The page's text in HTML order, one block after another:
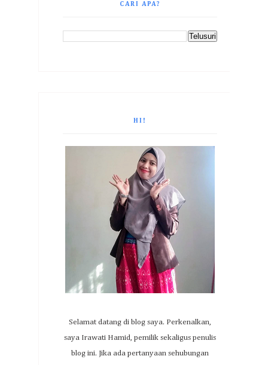
CARI APA?
HI!
Selamat datang di blog saya. Perkenalkan,
saya Irawati Hamid, pemilik sekaligus penulis
blog ini. Jika ada pertanyaan sehubungan